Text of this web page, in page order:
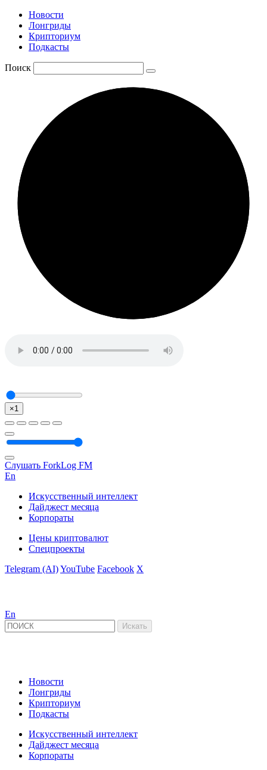
Новости
Лонгриды
Крипториум
Подкасты
Поиск
×1
Слушать ForkLog FM
En
Искусственный интеллект
Дайджест месяца
Корпораты
Цены криптовалют
Спецпроекты
Telegram (AI)YouTube Facebook X
En
Новости
Лонгриды
Крипториум
Подкасты
Искусственный интеллект
Дайджест месяца
Корпораты